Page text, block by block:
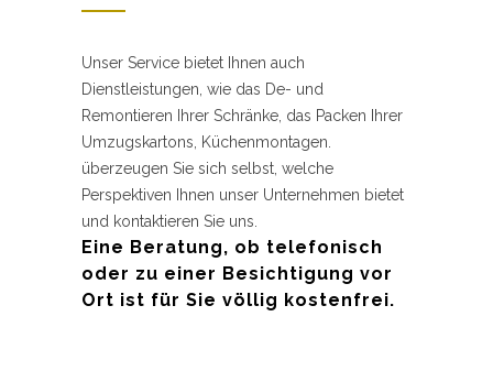
Unser Service bietet Ihnen auch
Dienstleistungen, wie das De- und
Remontieren Ihrer Schränke, das Packen Ihrer
Umzugskartons, Küchenmontagen.
überzeugen Sie sich selbst, welche
Perspektiven Ihnen unser Unternehmen bietet
und kontaktieren Sie uns.
Eine Beratung, ob telefonisch
oder zu einer Besichtigung vor
Ort ist für Sie völlig kostenfrei.